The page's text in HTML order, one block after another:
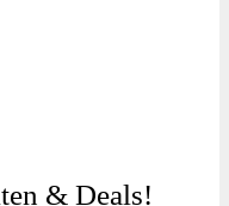
& Deals!